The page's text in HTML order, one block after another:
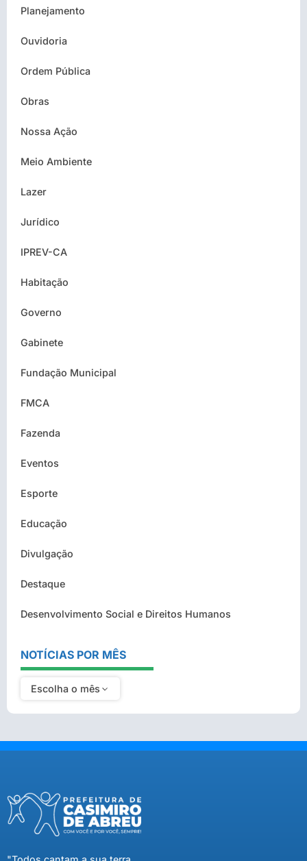
Planejamento
Ouvidoria
Ordem Pública
Obras
Nossa Ação
Meio Ambiente
Lazer
Jurídico
IPREV-CA
Habitação
Governo
Gabinete
Fundação Municipal
FMCA
Fazenda
Eventos
Esporte
Educação
Divulgação
Destaque
Desenvolvimento Social e Direitos Humanos
NOTÍCIAS POR MÊS
Escolha o mês